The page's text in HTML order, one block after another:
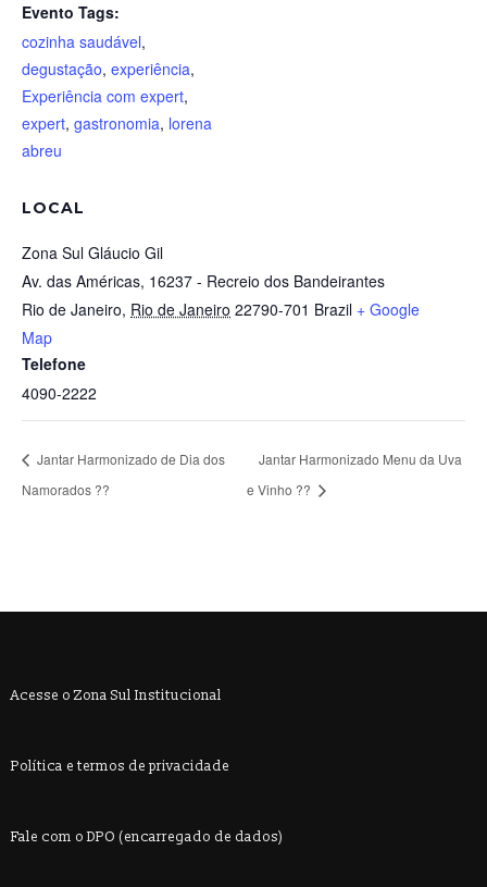
Evento Tags:
cozinha saudável,
degustação, experiência,
Experiência com expert,
expert, gastronomia, lorena
abreu
LOCAL
Zona Sul Gláucio Gil
Av. das Américas, 16237 - Recreio dos Bandeirantes
Rio de Janeiro, Rio de Janeiro 22790-701 Brazil + Google
Map
Telefone
4090-2222
Jantar Harmonizado de Dia dos
Namorados ??
Jantar Harmonizado Menu da Uva
e Vinho ??
Acesse o Zona Sul Institucional
Política e termos de privacidade
Fale com o DPO (encarregado de dados)